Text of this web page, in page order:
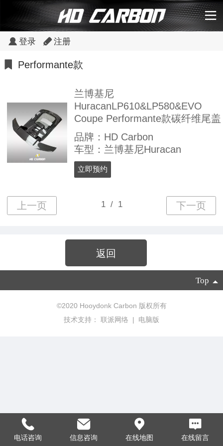
登录 注册
Performante款
兰博基尼
HuracanLP610&LP580&EVO
Coupe Performante款碳纤维尾盖
品牌：HD Carbon
车型：兰博基尼Huracan
立即预约
返回
Top
©2020 Hooydonk Carbon 版权所有
技术支持： 联派网络 | 电脑版
电话咨询 信息咨询 在线地图 在线留言